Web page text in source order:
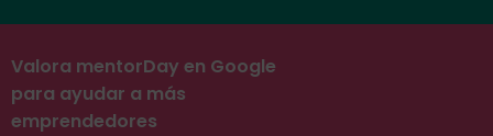
Valora mentorDay en Google
para ayudar a más
emprendedores